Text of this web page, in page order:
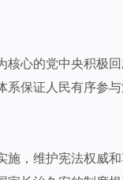
核心的党中央积极
系保证人民有序参
施，维护宪法权威